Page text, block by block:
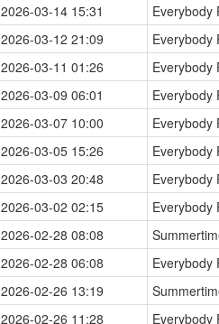
2026-03-14 15:31
Everybody
2026-03-12 21:09
Everybody
2026-03-11 01:26
Everybody
2026-03-09 06:01
Everybody
2026-03-07 10:00
Everybody
2026-03-05 15:26
Everybody
2026-03-03 20:48
Everybody
2026-03-02 02:15
Everybody
2026-02-28 08:08
2026-02-28 06:08
Everybody
2026-02-26 13:19
2026-02-26 11:28
Everybody